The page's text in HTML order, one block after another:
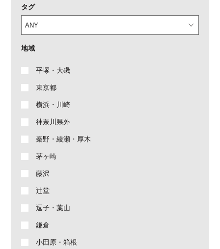
タグ
地域
平塚・大磯
東京都
横浜・川崎
神奈川県外
秦野・綾瀬・厚木
茅ヶ崎
藤沢
辻堂
逗子・葉山
鎌倉
小田原・箱根